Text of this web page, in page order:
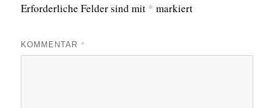
Erforderliche Felder sind mit * markiert
KOMMENTAR *